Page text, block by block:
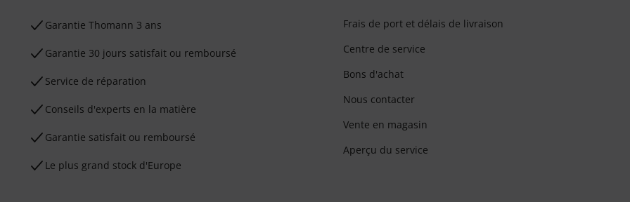
Ga­ran­tie Thomann 3 ans
Garantie 30 jours satisfait ou remboursé
Service de réparation
Conseils d'experts en la matière
Garantie satisfait ou remboursé
Le plus grand stock d'Europe
Frais de port et délais de livraison
Centre de service
Bons d'achat
Nous contacter
Vente en magasin
Aperçu du service